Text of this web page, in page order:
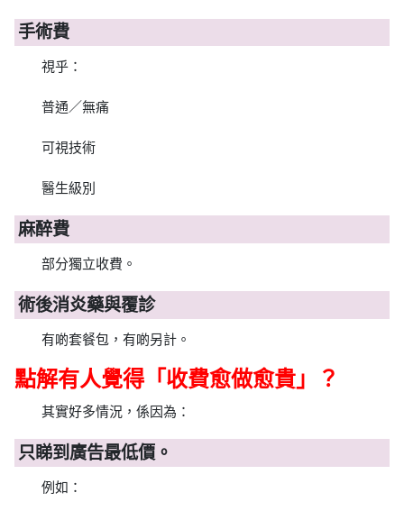
手術費
視乎：
普通／無痛
可視技術
醫生級別
麻醉費
部分獨立收費。
術後消炎藥與覆診
有啲套餐包，有啲另計。
點解有人覺得「收費愈做愈貴」？
其實好多情況，係因為：
只睇到廣告最低價。
例如：